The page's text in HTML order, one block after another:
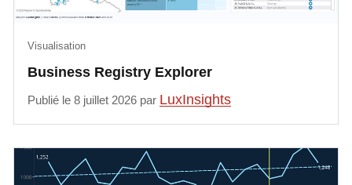
Business Registry Explorer
Visualisation
Publié le 8 juillet 2026 par LuxInsights